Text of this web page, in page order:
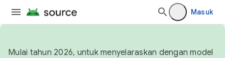
Masuk
Mulai tahun 2026, untuk menyelaraskan dengan model